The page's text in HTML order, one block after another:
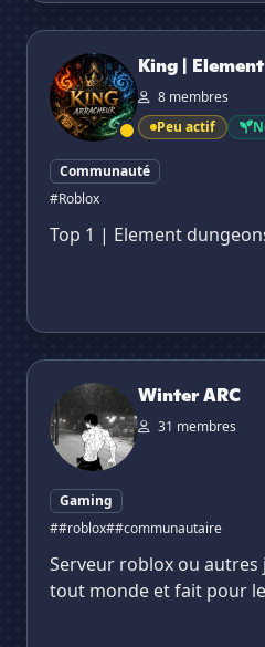
King | Element Dungeons FR
King |
8 membres
Peu actif
Communauté
#Roblox
Top 1 | Element
Winter ARC
Winter ARC
31 membres
Gaming
##roblox##communautaire
Serveur roblox ou autres
tout monde et fait pour